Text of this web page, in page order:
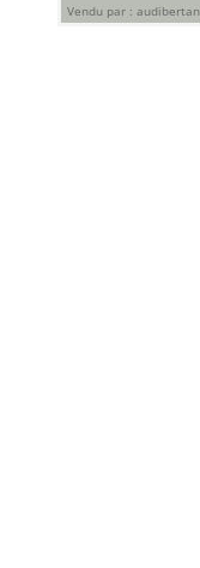
Vendu par :